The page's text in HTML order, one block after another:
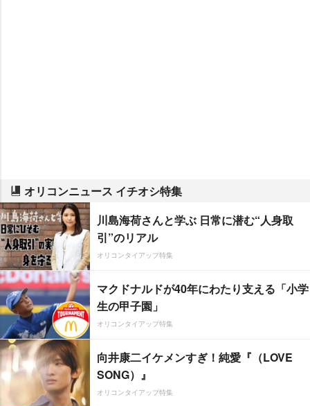
オリコンニュース イチオシ特集
川島海荷さんと学ぶ 日常に潜む“人身取
引”のリアル
オリコンタイアップ特集
マクドナルドが40年にわたり支える「小学
生の甲子園」
オリコンタイアップ特集
向井康二イケメンすぎ！純愛『（LOVE
SONG）』
オリコンタイアップ特集